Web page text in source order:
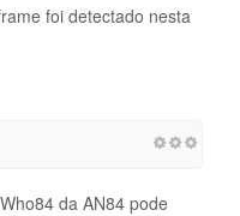
foi detectado nesta
da AN84 pode